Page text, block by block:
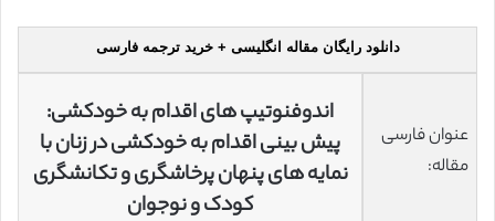
دانلود رایگان مقاله انگلیسی + خرید ترجمه فارسی
عنوان فارسی
مقاله:
اندوفنوتیپ های اقدام به خودکشی:
پیش بینی اقدام به خودکشی در زنان با
نمایه های پنهان پرخاشگری و تکانشگری
کودک و نوجوان